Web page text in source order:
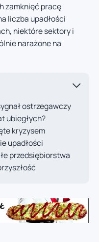
zamknięć pracę
liczba upadłości
niektóre sektory i
narażone na
ostrzegawczy
ubiegłych?
kryzysem
upadłości
przedsiębiorstwa